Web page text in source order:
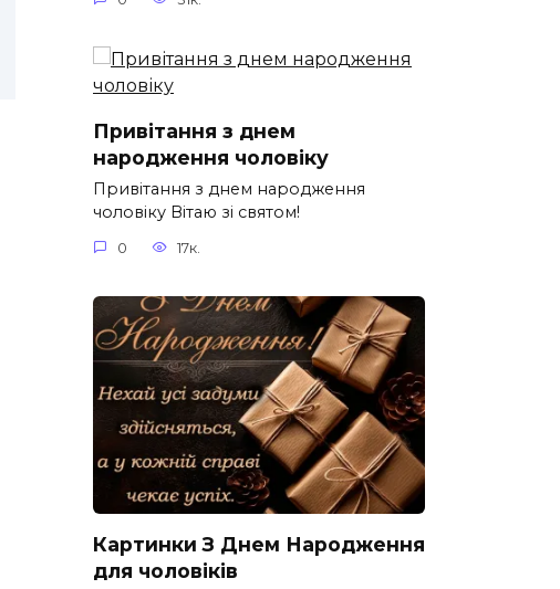
Привітання з днем
народження чоловіку
Привітання з днем народження
чоловіку Вітаю зі святом!
0 17к.
Картинки З Днем Народження
для чоловіків​